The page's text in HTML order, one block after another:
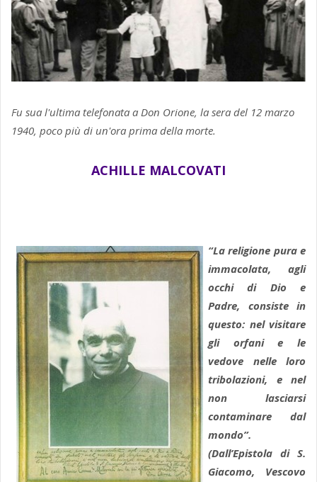
Fu sua l'ultima telefonata a Don Orione, la sera del 12 marzo
1940, poco più di un'ora prima della morte.
ACHILLE MALCOVATI
“La religione pura e
immacolata, agli
occhi di Dio e
Padre, consiste in
questo: nel visitare
gli orfani e le
vedove nelle loro
tribolazioni, e nel
non lasciarsi
contaminare dal
mondo”.
(Dall’Epistola di S.
Giacomo, Vescovo